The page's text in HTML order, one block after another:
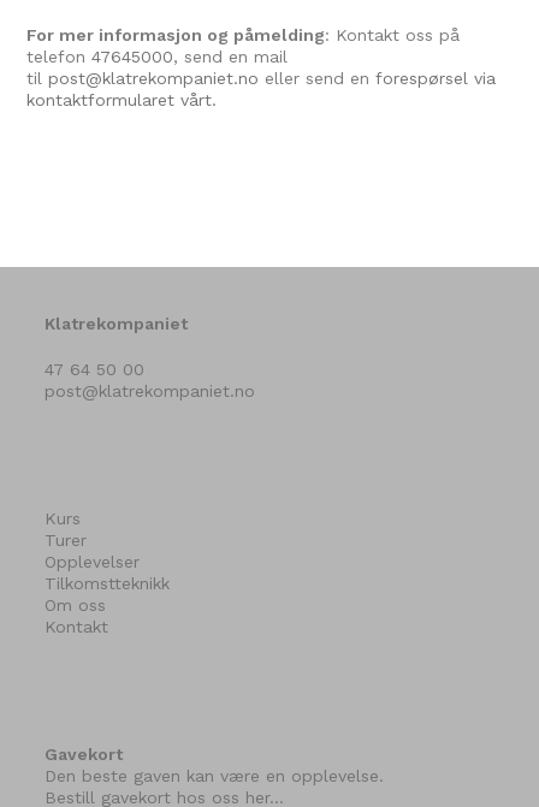
For mer informasjon og påmelding: Kontakt oss på
telefon47645000, send en mail
til post@klatrekompaniet.no eller send enforespørsel via
kontaktformularet vårt.
Klatrekompaniet
47 64 50 00
post@klatrekompaniet.no
Kurs
Turer
Opplevelser
Tilkomstteknikk
Om oss
Kontakt
Gavekort
Den beste gaven kan være en opplevelse.
Bestill gavekort hos oss her…